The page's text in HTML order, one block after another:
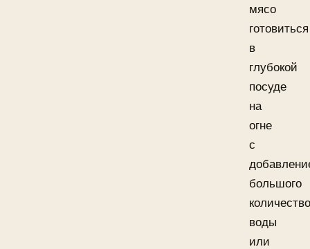
мясо
готовиться
в
глубокой
посуде
на
огне
с
большого
количество
воды
или